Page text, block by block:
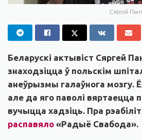
Сяргей
Беларускі актывіст Сяргей
знаходзіцца ў польскім
анеўрызмы галаўнога мозгу.
але да яго паволі вяртаецца
вучыцца хадзіць. Пра
распавяло «Радыё Свабода».